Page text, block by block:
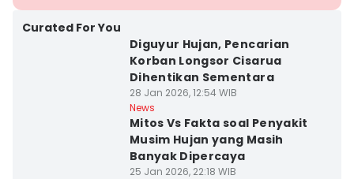
Curated For You
Diguyur Hujan, Pencarian
Korban Longsor Cisarua
Dihentikan Sementara
28 Jan 2026, 12:54 WIB
News
Mitos Vs Fakta soal Penyakit
Musim Hujan yang Masih
Banyak Dipercaya
25 Jan 2026, 22:18 WIB